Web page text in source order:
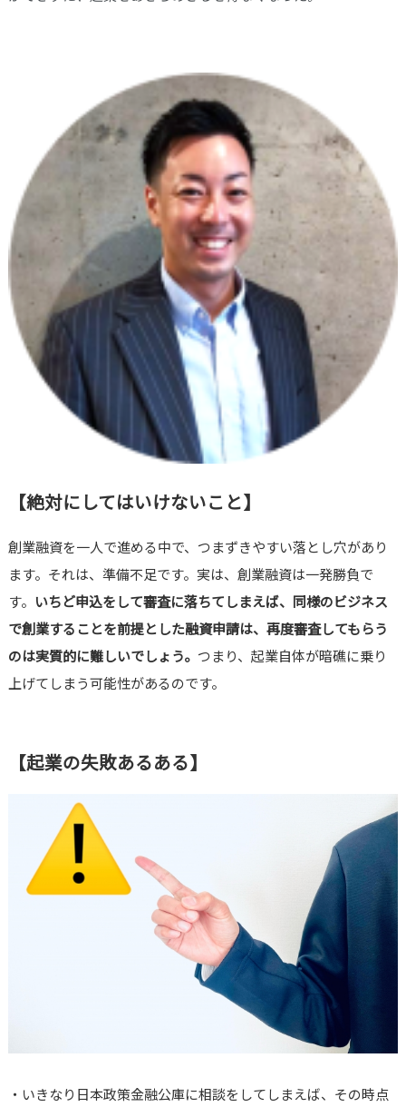
【絶対にしてはいけないこと】
創業融資を一人で進める中で、つまずきやすい落とし穴があり
ます。それは、準備不足です。実は、創業融資は一発勝負で
す。 いちど申込をして審査に落ちてしまえば、同様のビジネス
で創業することを前提とした融資申請は、再度審査してもらう
のは実質的に難しいでしょう。 つまり、起業自体が暗礁に乗り
上げてしまう可能性があるのです。
【起業の失敗あるある】
・いきなり日本政策金融公庫に相談をしてしまえば、その時点